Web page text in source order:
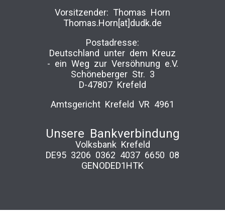
Vorsitzender: Thomas Horn
Thomas.Horn[at]dudk.de
Postadresse:
Deutschland unter dem Kreuz
-­ ein Weg zur Versöhnung e.V.
Schöneberger Str. 3
D-47807 Krefeld
Amtsgericht Krefeld VR 4961
Unsere Bankverbindung
Volksbank Krefeld
DE95 3206 0362 4037 6650 08
GENODED1HTK